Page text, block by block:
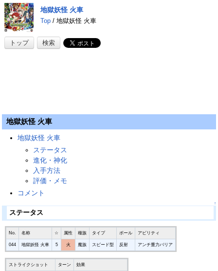
地獄妖怪 火車
Top/ 地獄妖怪 火車
トップ 検索
地獄妖怪 火車
地獄妖怪 火車
ステータス
進化・神化
入手方法
評価・メモ
コメント
↑
ステータス
No. 名称 ☆ 属性 種族 タイプ ボール アビリティ
044 地獄妖怪 火車 5 火 魔族 スピード型 反射 アンチ重力バリア
ストライクショット ターン 効果